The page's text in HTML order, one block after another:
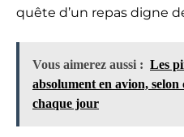
quête d’un repas digne
Vous aimerez aussi : Les
absolument en avion,
chaque jour